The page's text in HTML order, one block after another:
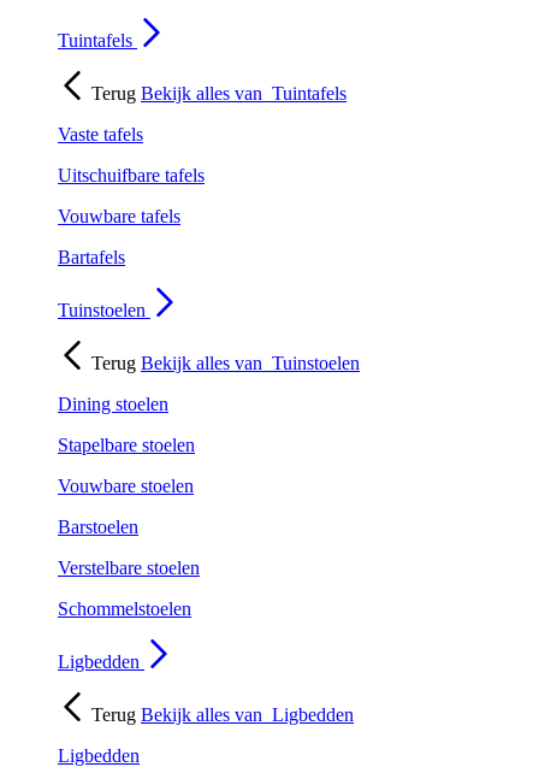
Tuintafels
Terug Bekijk alles van Tuintafels
Vaste tafels
Uitschuifbare tafels
Vouwbare tafels
Bartafels
Tuinstoelen
Terug Bekijk alles van Tuinstoelen
Dining stoelen
Stapelbare stoelen
Vouwbare stoelen
Barstoelen
Verstelbare stoelen
Schommelstoelen
Ligbedden
Terug Bekijk alles van Ligbedden
Ligbedden